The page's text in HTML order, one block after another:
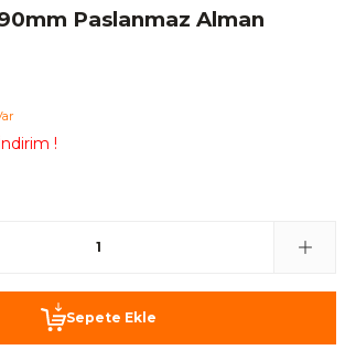
Paslanmaz Alman
!
Sepete Ekle